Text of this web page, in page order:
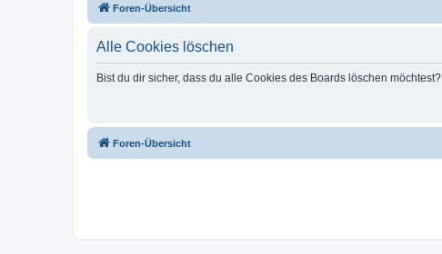
Foren-Übersicht
Alle Cookies löschen
Bist du dir sicher, dass du alle Cookies des Boards löschen möchtest?
Foren-Übersicht